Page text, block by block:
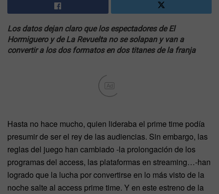
Los datos dejan claro que los espectadores de El
Hormiguero y de La Revuelta no se solapan y van a
convertir a los dos formatos en dos titanes de la franja
Ad
Hasta no hace mucho, quien lideraba el prime time podía
presumir de ser el rey de las audiencias. Sin embargo, las
reglas del juego han cambiado -la prolongación de los
programas del access, las plataformas en streaming…-han
logrado que la lucha por convertirse en lo más visto de la
noche salte al access prime time. Y en este estreno de la